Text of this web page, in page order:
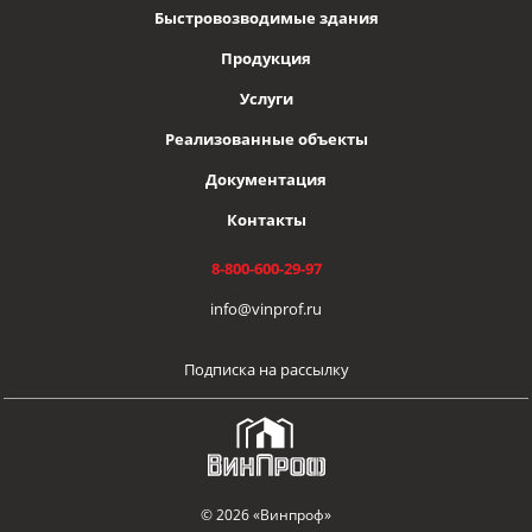
© 2026 «Винпроф»
Быстровозводимые здания
Продукция
Услуги
Реализованные объекты
Документация
Контакты
8-800-600-29-97
info@vinprof.ru
Подписка на рассылку